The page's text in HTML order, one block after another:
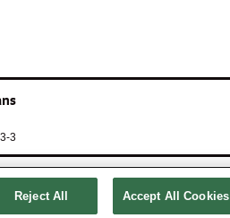
3
Reject All Accept All Cookies